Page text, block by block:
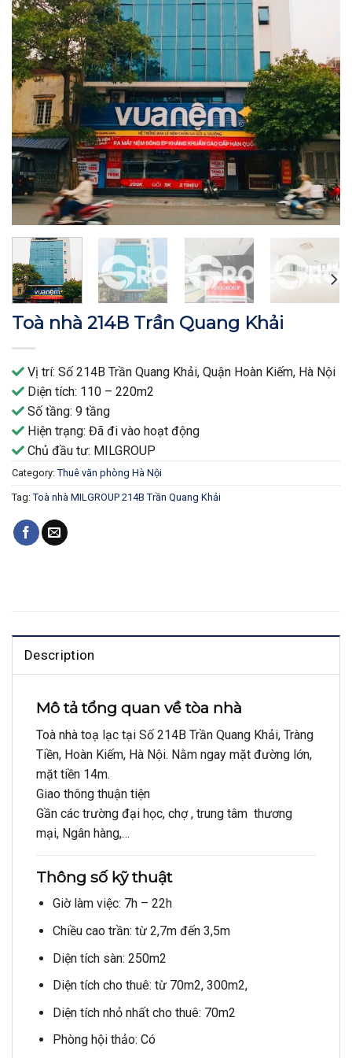
Toà nhà 214B Trần Quang Khải
Vị trí: Số 214B Trần Quang Khải, Quận Hoàn Kiếm, Hà Nội
Diện tích: 110 – 220m2
Số tầng: 9 tầng
Hiện trạng: Đã đi vào hoạt động
Chủ đầu tư: MILGROUP
Category: Thuê văn phòng Hà Nội
Tag: Toà nhà MILGROUP 214B Trần Quang Khải
Description
Mô tả tổng quan về tòa nhà
Toà nhà toạ lạc tại Số 214B Trần Quang Khải, Tràng
Tiền, Hoàn Kiếm, Hà Nội. Nằm ngay mặt đường lớn,
mặt tiền 14m.
Giao thông thuận tiện
Gần các trường đại học, chợ , trung tâm thương
mại, Ngân hàng,…
Thông số kỹ thuật
Giờ làm việc: 7h – 22h
Chiều cao trần: từ 2,7m đến 3,5m
Diện tích sàn: 250m2
Diện tích cho thuê: từ 70m2, 300m2,
Diện tích nhỏ nhất cho thuê: 70m2
Phòng hội thảo: Có
Tòa nhà 16A15 Lý Nam Đế
—